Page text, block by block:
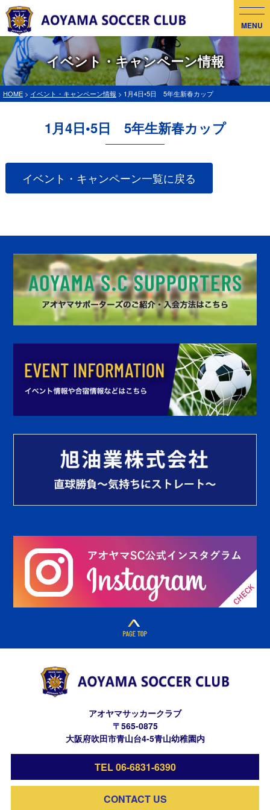
MENU
イベント・キャンペーン情報
HOME > イベント・キャンペーン情報 > 1月4日•5日 5年生新春カップ
1月4日•5日 5年生新春カップ
イベント・キャンペーン一覧に戻る
アオヤマサッカークラブ
〒565-0875
大阪府吹田市青山台4-5青山幼稚園内
TEL 06-6831-6390
CONTACT US